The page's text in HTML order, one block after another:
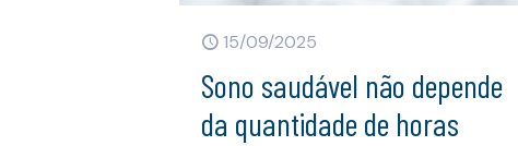
15/09/2025
Sono saudável não depende
da quantidade de horas